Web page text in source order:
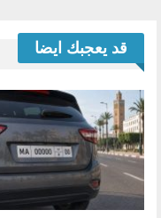
قد يعجبك ايضا